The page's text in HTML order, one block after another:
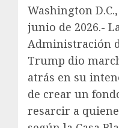
Washington
junio de 2026.-
Administración
Trump dio
atrás en su
de crear un
resarcir a